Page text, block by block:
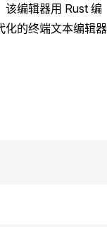
该编辑器用 Rust 编
化的终端文本编辑